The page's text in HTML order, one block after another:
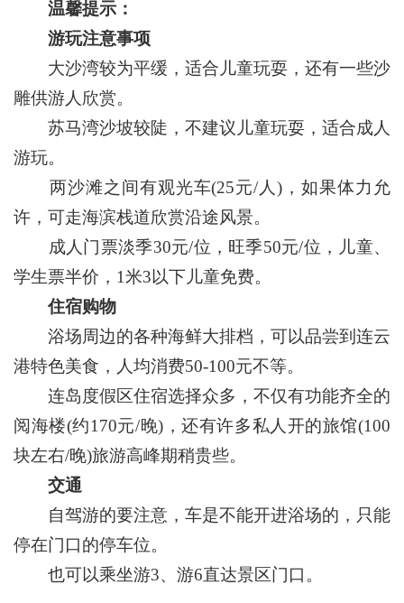
温馨提示：
游玩注意事项
大沙湾较为平缓，适合儿童玩耍，还有一些沙
雕供游人欣赏。
苏马湾沙坡较陡，不建议儿童玩耍，适合成人
游玩。
两沙滩之间有观光车(25元/人)，如果体力允
许，可走海滨栈道欣赏沿途风景。
成人门票淡季30元/位，旺季50元/位，儿童、
学生票半价，1米3以下儿童免费。
住宿购物
浴场周边的各种海鲜大排档，可以品尝到连云
港特色美食，人均消费50-100元不等。
连岛度假区住宿选择众多，不仅有功能齐全的
阅海楼(约170元/晚)，还有许多私人开的旅馆(100
块左右/晚)旅游高峰期稍贵些。
交通
自驾游的要注意，车是不能开进浴场的，只能
停在门口的停车位。
也可以乘坐游3、游6直达景区门口。